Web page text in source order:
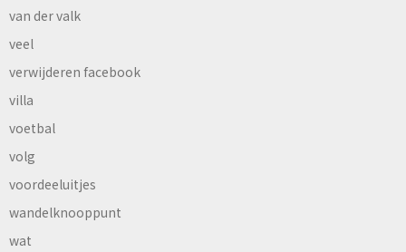
van der valk
veel
verwijderen facebook
villa
voetbal
volg
voordeeluitjes
wandelknooppunt
wat